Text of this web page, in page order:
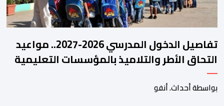
تفاصيل الدخول المدرسي 2026-2027.. مواعيد
التحاق الأطر والتلاميذ بالمؤسسات التعليمية
بواسطة أحداث. أنفو